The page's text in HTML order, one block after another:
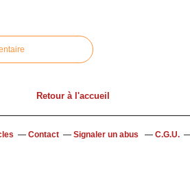
Retour à l'accueil
Contact Signaler un abus C.G.U.